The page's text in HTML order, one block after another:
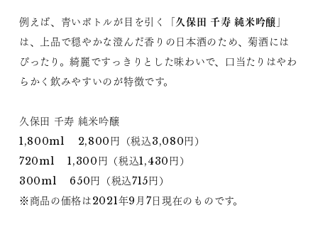
例えば、青いボトルが目を引く「久保田 千寿 純米吟醸 」
は、上品で穏やかな澄んだ香りの日本酒のため、菊酒には
ぴったり。綺麗ですっきりとした味わいで、口当たりはやわ
らかく飲みやすいのが特徴です。
久保田 千寿 純米吟醸
1,800ml 2,800円（税込3,080円）
720ml 1,300円（税込1,430円）
300ml 650円（税込715円）
※商品の価格は2021年9月7日現在のものです。